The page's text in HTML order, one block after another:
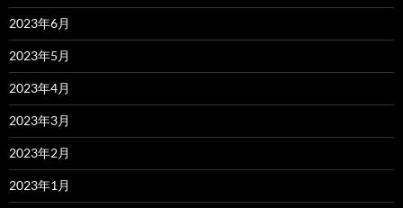
2023年6月
2023年5月
2023年4月
2023年3月
2023年2月
2023年1月